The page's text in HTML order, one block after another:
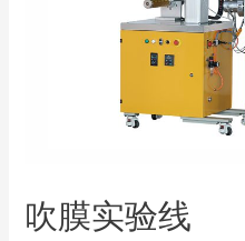
吹膜实验线